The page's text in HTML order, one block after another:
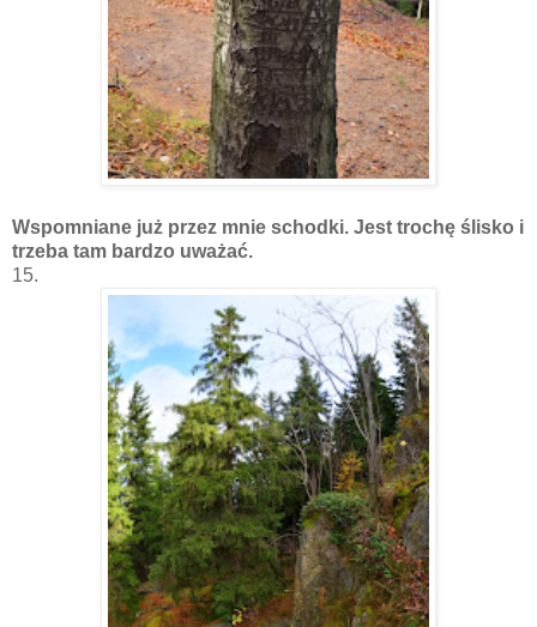
Wspomniane już przez mnie schodki. Jest trochę ślisko i
trzeba tam bardzo uważać.
15.